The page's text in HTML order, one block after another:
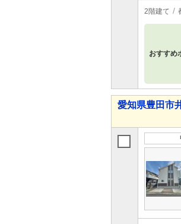
2階建て
おすすめ
愛知県豊田市